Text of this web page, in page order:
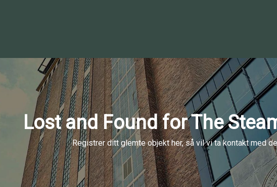
Lost and Found for The
Registrer ditt glemte objekt her, så vil vi ta kontakt med